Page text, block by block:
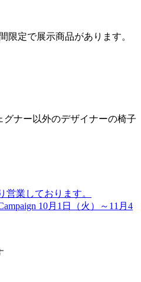
限定で展示商品があります。
ナー以外のデザイナーの椅子
営業しております。
10月1日（火）～11月4